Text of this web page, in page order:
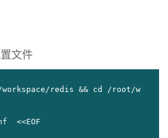
文件
redis && cd /root/w
<<EOF